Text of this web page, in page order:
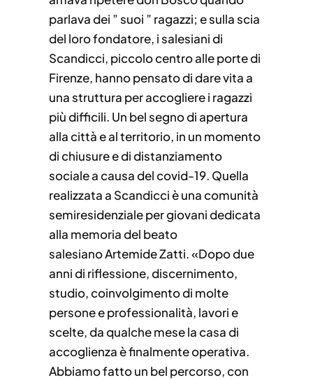
parlava dei ” suoi ” ragazzi; e sulla scia
del loro fondatore, i salesiani di
Scandicci, piccolo centro alle porte di
Firenze, hanno pensato di dare vita a
una struttura per accogliere i ragazzi
più difficili. Un bel segno di apertura
alla città e al territorio, in un momento
di chiusure e di distanziamento
sociale a causa del covid-19. Quella
realizzata a Scandicci è una comunità
semiresidenziale per giovani dedicata
alla memoria del beato
salesiano Artemide Zatti. «Dopo due
anni di riflessione, discernimento,
studio, coinvolgimento di molte
persone e professionalità, lavori e
scelte, da qualche mese la casa di
accoglienza è finalmente operativa.
Abbiamo fatto un bel percorso, con